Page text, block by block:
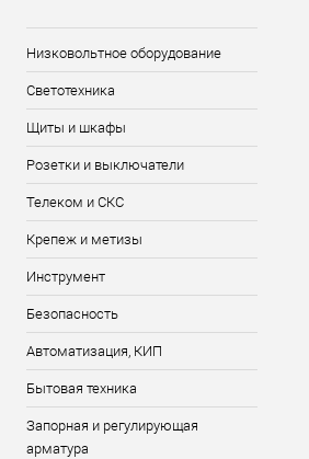
Низковольтное оборудование
Светотехника
Щиты и шкафы
Розетки и выключатели
Телеком и СКС
Крепеж и метизы
Инструмент
Безопасность
Автоматизация, КИП
Бытовая техника
Запорная и регулирующая
арматура